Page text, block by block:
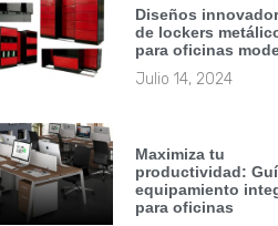
Diseños
de lockers
para oficinas
Julio 14, 2024
Maximiza tu
productividad:
equipamiento
para oficinas